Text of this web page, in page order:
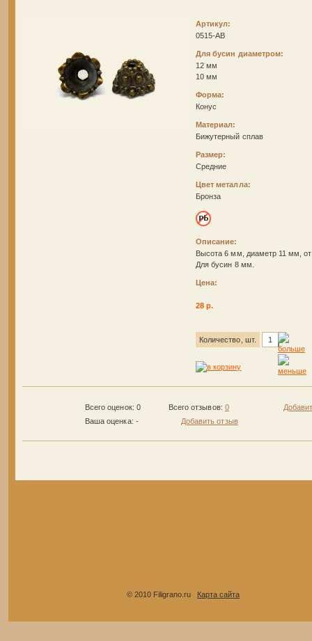
Артикул:
0515-AB
Для бусин диаметром:
12 мм
10 мм
Форма:
Конус
Материал:
Бижутерный сплав
Размер:
Средние
Цвет металла:
Бронза
Описание:
Высота 6 мм, диаметр 11 мм,
Для бусин 8 мм.
Цена:
28 р.
Количество, шт.
Всего оценок: 0
Ваша оценка: -
Всего отзывов: 0
Добавить отзыв
© 2010 Filigrano.ru Карта сайта